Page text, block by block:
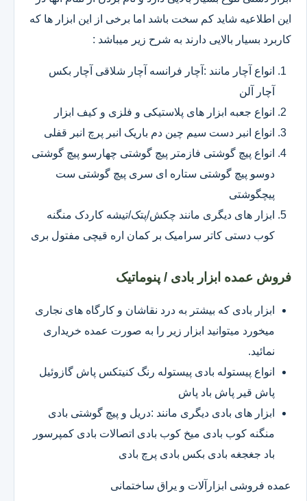
این اطلاعیه شاید کم سخت باشد اما برخی از این ابزار ها که
کاربرد بسیار بالایی دارند به شرح زیر میباشد :
انواع آچار مانند :آچار فرانسه آچار شلاقی آچار بکس
آچار آلن
انواع جعبه ابزار های پلاستیکی و فلزی و کیف ابزار
انواع انبر دست سیم چین دم باریک انبر پرچ انبر قفلی
انواع پیچ گوشتی فازمتر پیچ گوشتی چهارسو پیچ گوشتی
دوسو پیچ گوشتی ستاره ای سری پیچ گوشتی ست
پیچگوشتی
ابزار های دیگری مانند چکش/پتک/تیشه کاردک منگنه
کوب دستی کاتر سرامیک بر کمان اره قیچی مفتول بری
فروش عمده ابزار بادی / پنوماتیک
ابزار بادی که بیشتر به درد نقاشان و کارگاه های نجاری
میخورد میتوانید ابزار زیر را به صورت عمده خریداری
نمائید.
انواع پیستوله بادی پیستوله رنگ کنیتکس پاش گازوئیل
پاش قیر پاش باد پاش
ابزار های بادی دیگری مانند :دریل و پیچ گوشتی بادی
منگنه کوب بادی میخ کوب بادی اتصالات بادی کمپرسور
باد جغجغه بادی بکس بادی پرچ بادی
عمده فروشی ابزارآلات و یراق ساختمانی